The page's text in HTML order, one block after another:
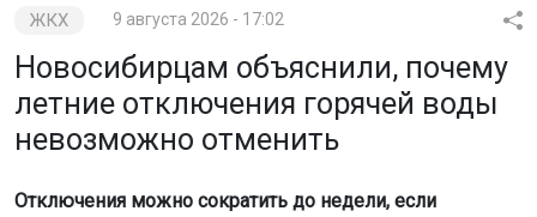
ЖКХ 9 августа 2026 - 17:02
Новосибирцам объяснили, почему
летние отключения горячей воды
невозможно отменить
Отключения можно сократить до недели, если